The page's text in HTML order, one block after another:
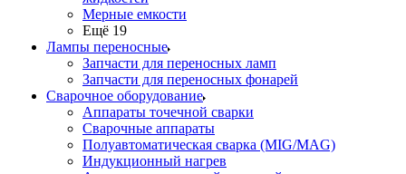
Мерные емкости
Ещё 19
Лампы переносные
Запчасти для переносных ламп
Запчасти для переносных фонарей
Сварочное оборудование
Аппараты точечной сварки
Сварочные аппараты
Полуавтоматическая сварка (MIG/MAG)
Индукционный нагрев